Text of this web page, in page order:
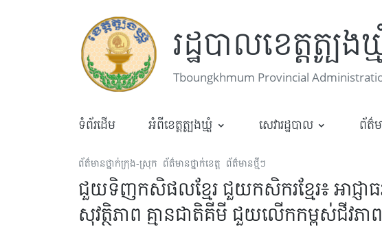
រដ្ឋបាលខេត្តត្បូង
Tboungkhmum Provincial
ទំព័រដើម អំពីខេត្តត្បូងឃ្មុំ សេវារដ្ឋបាល ព័ត៌ម
ព័ត៌មានថ្នាក់ក្រុង-ស្រុក ព័ត៌មានថ្នាក់ខេត្ត ព័ត៌មានថ្មីៗ
ជួយទិញកសិផលខ្មែរ ជួយកសិករខ្មែរ៖ អាជ្ញាធ
សុវត្ថិភាព គ្មានជាតិគីមី ជួយលើកកម្ពស់ជីវភា